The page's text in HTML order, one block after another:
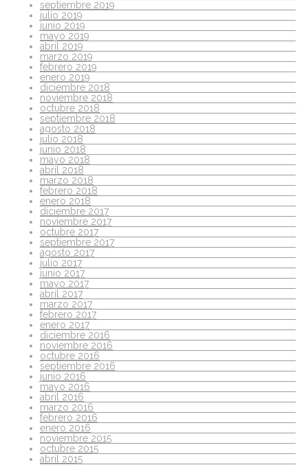
septiembre 2019
julio 2019
junio 2019
mayo 2019
abril 2019
marzo 2019
febrero 2019
enero 2019
diciembre 2018
noviembre 2018
octubre 2018
septiembre 2018
agosto 2018
julio 2018
junio 2018
mayo 2018
abril 2018
marzo 2018
febrero 2018
enero 2018
diciembre 2017
noviembre 2017
octubre 2017
septiembre 2017
agosto 2017
julio 2017
junio 2017
mayo 2017
abril 2017
marzo 2017
febrero 2017
enero 2017
diciembre 2016
noviembre 2016
octubre 2016
septiembre 2016
junio 2016
mayo 2016
abril 2016
marzo 2016
febrero 2016
enero 2016
noviembre 2015
octubre 2015
abril 2015